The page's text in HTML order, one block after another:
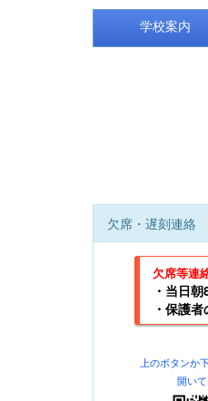
学校案内
欠席・遅刻連絡
欠席等連
・当日
・保護
上のボタンか
開い